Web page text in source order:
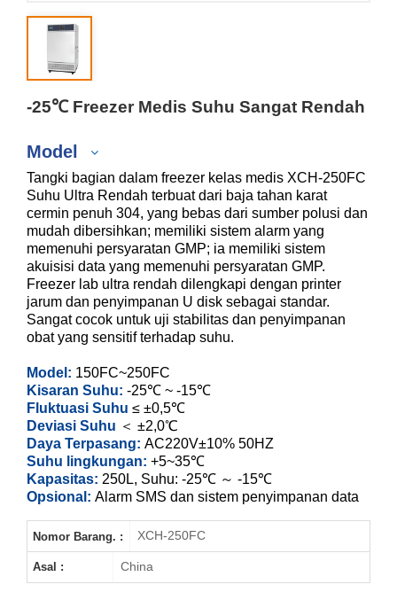
-25℃ Freezer Medis Suhu Sangat Rendah
Model
XCH-150FC
XCH-250FC
Tangki bagian dalam freezer kelas medis XCH-250FC
Suhu Ultra Rendah terbuat dari baja tahan karat
cermin penuh 304, yang bebas dari sumber polusi dan
mudah dibersihkan; memiliki sistem alarm yang
memenuhi persyaratan GMP; ia memiliki sistem
akuisisi data yang memenuhi persyaratan GMP.
Freezer lab ultra rendah dilengkapi dengan printer
jarum dan penyimpanan U disk sebagai standar.
Sangat cocok untuk uji stabilitas dan penyimpanan
obat yang sensitif terhadap suhu.
Model: 150FC~250FC
Kisaran Suhu: -25℃ ~ -15℃
Fluktuasi Suhu ≤ ±0,5℃
Deviasi Suhu ＜ ±2,0℃
Daya Terpasang: AC220V±10% 50HZ
Suhu lingkungan: +5~35℃
Kapasitas: 250L, Suhu: -25℃ ～ -15℃
Opsional: Alarm SMS dan sistem penyimpanan data
Nomor Barang. : XCH-250FC
Asal : China